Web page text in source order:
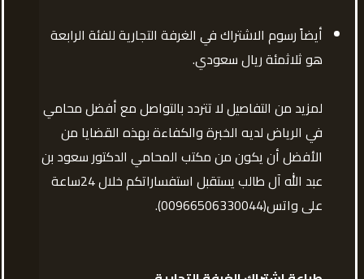
أيضاً رسوم الاشتراك في الغرفة التجارية للفئة الرابعة
هو ثلاثمئة ريال سعودي.
لمزيد من التفاصيل لا تتردد بالتواصل مع أفضل محامي
في الرياض لديه الخبرة والكفاءة بهذه القضايا من
الأفضل أن يكون من مكتب المحامي الدكتور سعود بن
عبد الله آل طالب يستقبل استفساراتكم خلال 24ساعة
على واتس(00966506330044).